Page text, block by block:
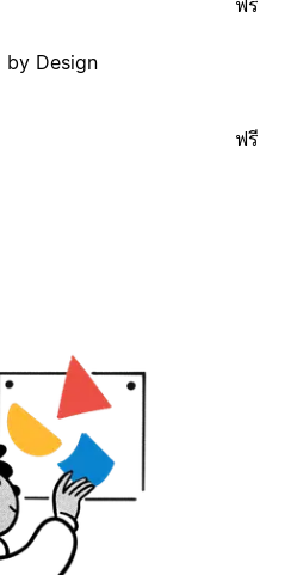
by Design
ฟรี